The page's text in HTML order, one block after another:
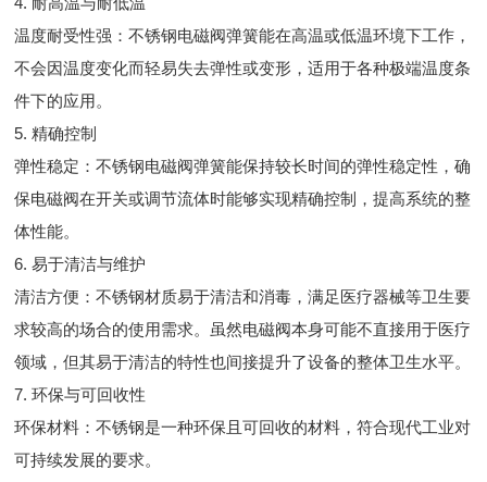
温度耐受性强：不锈钢电磁阀弹簧能在高温或低温环境下工作，
不会因温度变化而轻易失去弹性或变形，适用于各种极端温度条
件下的应用。
5. 精确控制
弹性稳定：不锈钢电磁阀弹簧能保持较长时间的弹性稳定性，确
保电磁阀在开关或调节流体时能够实现精确控制，提高系统的整
体性能。
6. 易于清洁与维护
清洁方便：不锈钢材质易于清洁和消毒，满足医疗器械等卫生要
求较高的场合的使用需求。虽然电磁阀本身可能不直接用于医疗
领域，但其易于清洁的特性也间接提升了设备的整体卫生水平。
7. 环保与可回收性
环保材料：不锈钢是一种环保且可回收的材料，符合现代工业对
可持续发展的要求。